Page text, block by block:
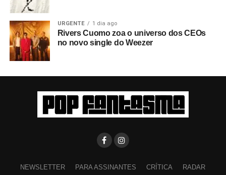
URGENTE 1 dia ago
Rivers Cuomo zoa o universo dos CEOs
no novo single do Weezer
NEWSLETTER PARA ASSINANTES CRÍTICA RADAR